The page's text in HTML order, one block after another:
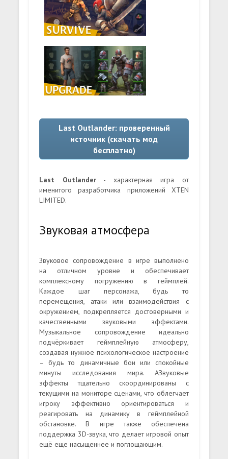
Last Outlander: проверенный
источник (скачать мод
бесплатно)
Last Outlander- характерная игра от
именитого разработчика приложений XTEN
LIMITED.
Звуковая атмосфера
Звуковое сопровождение в игре выполнено
на отличном уровне и обеспечивает
комплексному погружению в геймплей.
Каждое шаг персонажа, будь то
перемещения, атаки или взаимодействия с
окружением, подкрепляется достоверными и
качественными звуковыми эффектами.
Музыкальное сопровождение идеально
подчёркивает геймплейную атмосферу,
создавая нужное психологическое настроение
– будь то динамичные бои или спокойные
минуты исследования мира. АЗвуковые
эффекты тщательно скоординированы с
текущими на мониторе сценами, что облегчает
игроку эффективно ориентироваться и
реагировать на динамику в геймплейной
обстановке. В игре также обеспечена
поддержка 3D-звука, что делает игровой опыт
ещё еще насыщеннее и поглощающим.